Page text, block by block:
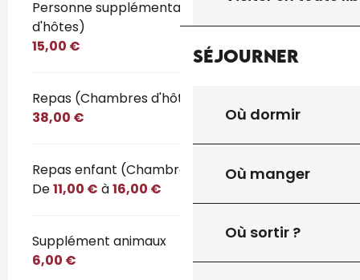
Séjourner
Où dormir
Où manger
Où sortir ?
Personne supplémentaire (Chambres
d'hôtes)
15,00 €
Repas (Chambres d'hôtes)
38,00 €
Repas enfant (Chambres d'hôtes)
De11,00 € à16,00 €
Supplément animaux
6,00 €